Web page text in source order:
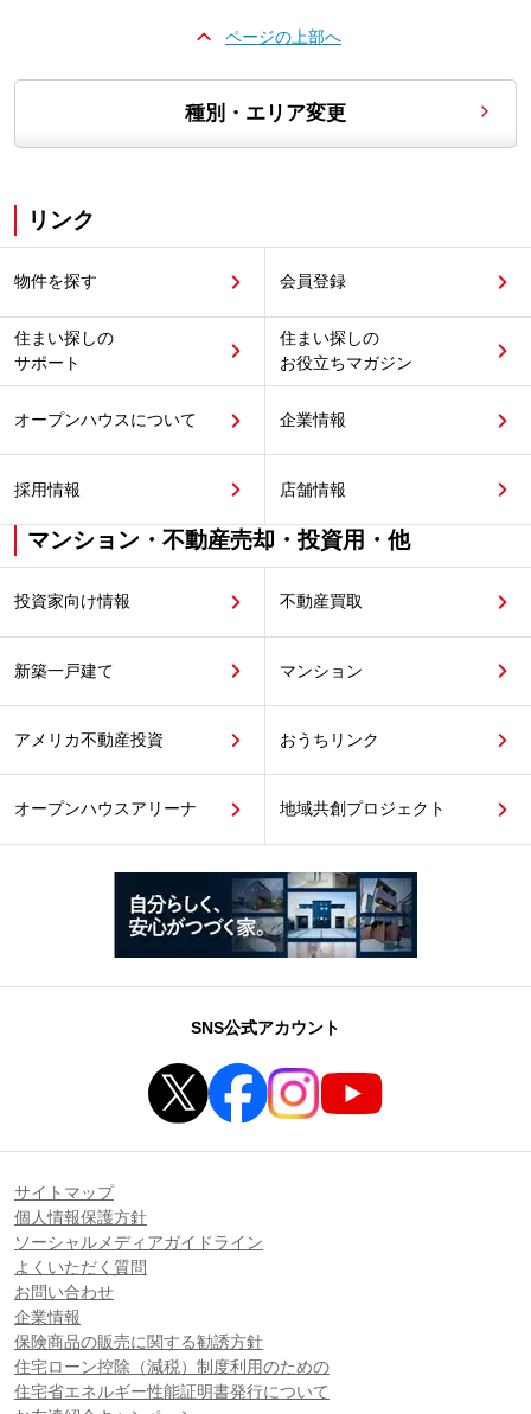
ページの上部へ
種別・エリア変更
リンク
物件を探す 会員登録
住まい探しの
サポート
住まい探しの
お役立ちマガジン
オープンハウスについて 企業情報
採用情報 店舗情報
マンション・不動産売却・投資用・他
投資家向け情報 不動産買取
新築一戸建て マンション
アメリカ不動産投資 おうちリンク
オープンハウスアリーナ 地域共創プロジェクト
SNS公式アカウント
サイトマップ
個人情報保護方針
ソーシャルメディアガイドライン
よくいただく質問
お問い合わせ
企業情報
保険商品の販売に関する勧誘方針
住宅ローン控除（減税）制度利用のための
住宅省エネルギー性能証明書発行について